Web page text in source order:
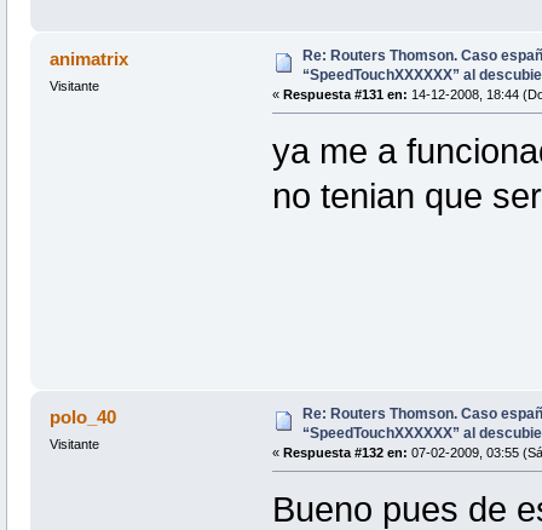
animatrix
Visitante
Re: Routers Thomson. Caso
“SpeedTouchXXXXXX” al
« Respuesta #131 en: 14-12-2008, 18:44
ya me a
no tenian que
polo_40
Visitante
Re: Routers Thomson. Caso
“SpeedTouchXXXXXX” al
« Respuesta #132 en: 07-02-2009, 03:55
Bueno pues de